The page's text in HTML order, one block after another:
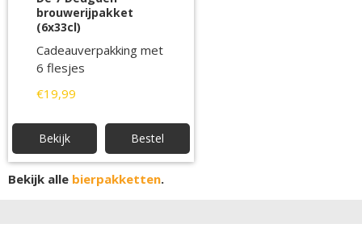
brouwerijpakket
(6x33cl)
Cadeauverpakking met
6 flesjes
€19,99
Bekijk Bestel
Bekijk alle bierpakketten.